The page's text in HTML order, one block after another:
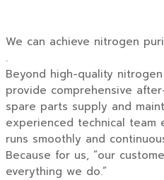
We can achieve nitrogen
.
Beyond high-quality
provide comprehensive
spare parts supply and
experienced technical team
runs smoothly and
Because for us, “our
everything we do.”